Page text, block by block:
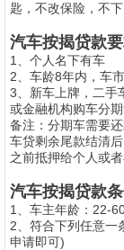
匙，不改保险，不
汽车按揭贷款
1、个人名下有车
2、车龄8年内，车
3、新车上牌，二手
或金融机构购车分
备注：分期车需要
车贷剩余尾款结清
之前抵押给个人或
汽车按揭贷款
1、车主年龄：22-
2、符合下列任意一
申请即可)